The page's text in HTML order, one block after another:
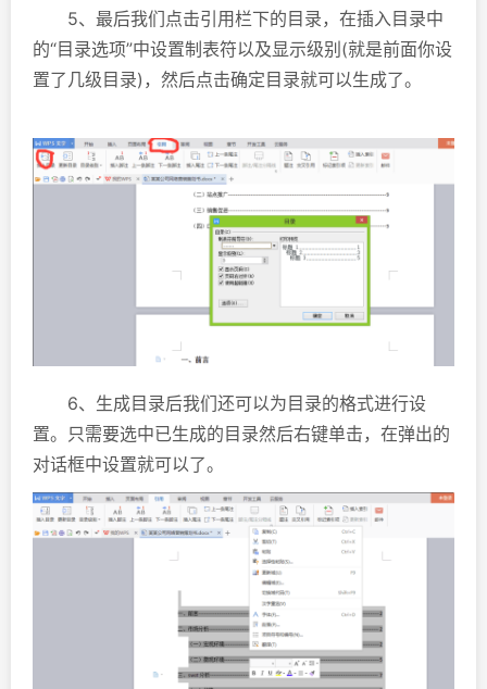
5、最后我们点击引用栏下的目录，在插入目录中
的“目录选项”中设置制表符以及显示级别(就是前面你设
置了几级目录)，然后点击确定目录就可以生成了。
6、生成目录后我们还可以为目录的格式进行设
置。只需要选中已生成的目录然后右键单击，在弹出的
对话框中设置就可以了。